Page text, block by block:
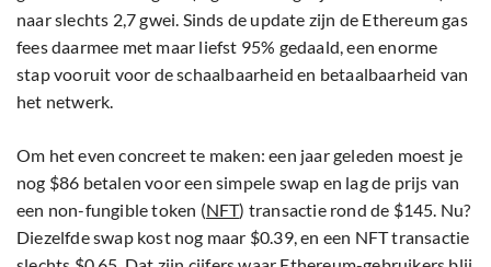
naar slechts 2,7 gwei. Sinds de update zijn de Ethereum gas
fees daarmee met maar liefst 95% gedaald, een enorme
stap vooruit voor de schaalbaarheid en betaalbaarheid van
het netwerk.
Om het even concreet te maken: een jaar geleden moest je
nog $86 betalen voor een simpele swap en lag de prijs van
een non-fungible token (NFT) transactie rond de $145. Nu?
Diezelfde swap kost nog maar $0.39, en een NFT transactie